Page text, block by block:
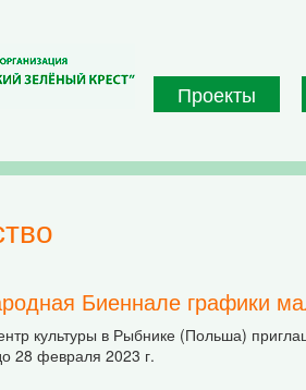
Проекты
Биеннале графики
культуры в Рыбнике (Польша)
28 февраля 2023 г.